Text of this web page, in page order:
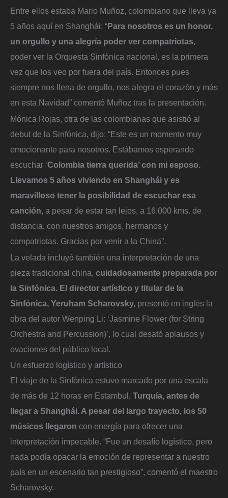
Entre ellos estaba Mario Muñoz, colombiano que lleva ya
5 años aquí en Shanghái: “Para nosotros es un honor,
un orgullo y una alegría poder ver compatriotas,
poder ver la Orquesta Sinfónica nacional, es la primera
vez que los veo por fuera del país. Entonces pues
siempre nos llena de orgullo, nos alegra el corazón y más
en esta Navidad” comentó Muñoz tras la presentación.
Mónica Rojas, otra de las colombianas que asistió al
debut de la Sinfónica, dijo: “Este es un momento muy
emocionante para nosotros. Estábamos esperando
escuchar ‘Colombia tierra querida’ con mi esposo.
Llevamos 5 años viviendo en Shanghái y es
maravilloso tener la posibilidad de escuchar esa
canción, a pesar de estar tan lejos, a 16.000 kms. de
distancia, con nuestros amigos, hermanos y
compatriotas. Gracias por venir a la China”.
La velada incluyó también una interpretación de una
pieza tradicional china, cuidadosamente preparada por
la Sinfónica. El director artístico y titular de la
Sinfónica, Yeruham Scharovsky, presentó en inglés la
obra del autor Wenping Li: ‘Jasmine Flower (for String
Orchestra and Percussion)’, lo cual desató aplausos y
ovaciones del público local.
Un esfuerzo logístico y artístico
El viaje de la Sinfónica estuvo marcado por una escala
de más de 12 horas en Estambul, Turquía, antes de
llegar a Shanghái. A pesar del largo trayecto, los 50
músicos llegaron con energía para ofrecer una
interpretación impecable. “Fue un desafío logístico, pero
nada podía opacar la emoción de representar a nuestro
país en un escenario tan prestigioso”, comentó el maestro
Scharovsky.